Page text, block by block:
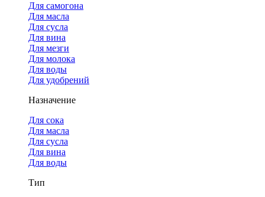
Для самогона
Для масла
Для сусла
Для вина
Для мезги
Для молока
Для воды
Для удобрений
Назначение
Для сока
Для масла
Для сусла
Для вина
Для воды
Тип